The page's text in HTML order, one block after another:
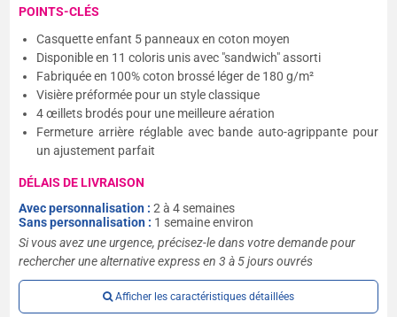
POINTS-CLÉS
Casquette enfant 5 panneaux en coton moyen
Disponible en 11 coloris unis avec "sandwich" assorti
Fabriquée en 100% coton brossé léger de 180 g/m²
Visière préformée pour un style classique
4 œillets brodés pour une meilleure aération
Fermeture arrière réglable avec bande auto-agrippante pour
un ajustement parfait
DÉLAIS DE LIVRAISON
Avec personnalisation :2 à 4 semaines
Sans personnalisation : 1 semaine environ
Si vous avez une urgence, précisez-le dans votre demande pour
rechercher une alternative express en 3 à 5 jours ouvrés
Afficher les caractéristiques détaillées